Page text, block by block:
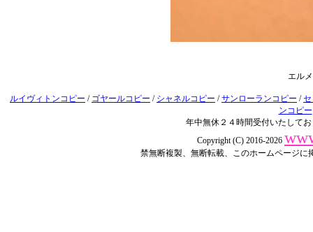
エル
ルイヴィトンコピー / ゴヤールコピー / シャネルコピー /サンローランコピー /
ンコピー
年中無休２４時間受付いたして
Copyright (C) 2016-2026
禁無断複製、無断転載、このホームページ